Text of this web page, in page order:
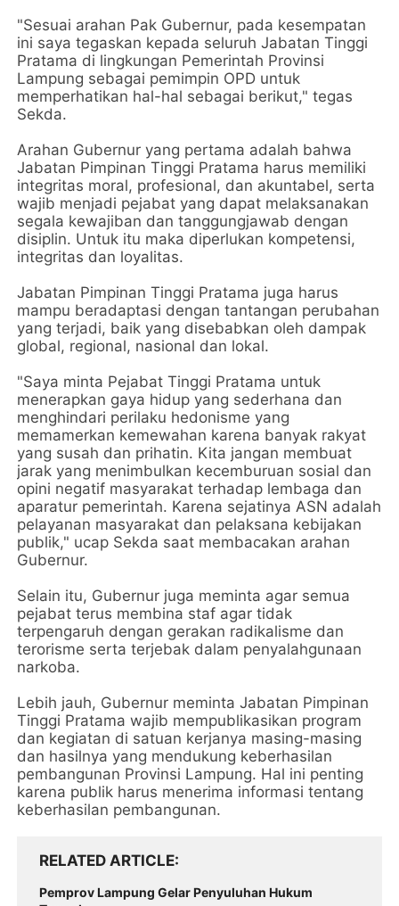
"Sesuai arahan Pak Gubernur, pada kesempatan
ini saya tegaskan kepada seluruh Jabatan Tinggi
Pratama di lingkungan Pemerintah Provinsi
Lampung sebagai pemimpin OPD untuk
memperhatikan hal-hal sebagai berikut," tegas
Sekda.
Arahan Gubernur yang pertama adalah bahwa
Jabatan Pimpinan Tinggi Pratama harus memiliki
integritas moral, profesional, dan akuntabel, serta
wajib menjadi pejabat yang dapat melaksanakan
segala kewajiban dan tanggungjawab dengan
disiplin. Untuk itu maka diperlukan kompetensi,
integritas dan loyalitas.
Jabatan Pimpinan Tinggi Pratama juga harus
mampu beradaptasi dengan tantangan perubahan
yang terjadi, baik yang disebabkan oleh dampak
global, regional, nasional dan lokal.
"Saya minta Pejabat Tinggi Pratama untuk
menerapkan gaya hidup yang sederhana dan
menghindari perilaku hedonisme yang
memamerkan kemewahan karena banyak rakyat
yang susah dan prihatin. Kita jangan membuat
jarak yang menimbulkan kecemburuan sosial dan
opini negatif masyarakat terhadap lembaga dan
aparatur pemerintah. Karena sejatinya ASN adalah
pelayanan masyarakat dan pelaksana kebijakan
publik," ucap Sekda saat membacakan arahan
Gubernur.
Selain itu, Gubernur juga meminta agar semua
pejabat terus membina staf agar tidak
terpengaruh dengan gerakan radikalisme dan
terorisme serta terjebak dalam penyalahgunaan
narkoba.
Lebih jauh, Gubernur meminta Jabatan Pimpinan
Tinggi Pratama wajib mempublikasikan program
dan kegiatan di satuan kerjanya masing-masing
dan hasilnya yang mendukung keberhasilan
pembangunan Provinsi Lampung. Hal ini penting
karena publik harus menerima informasi tentang
keberhasilan pembangunan.
RELATED ARTICLE
Pemprov Lampung Gelar Penyuluhan Hukum